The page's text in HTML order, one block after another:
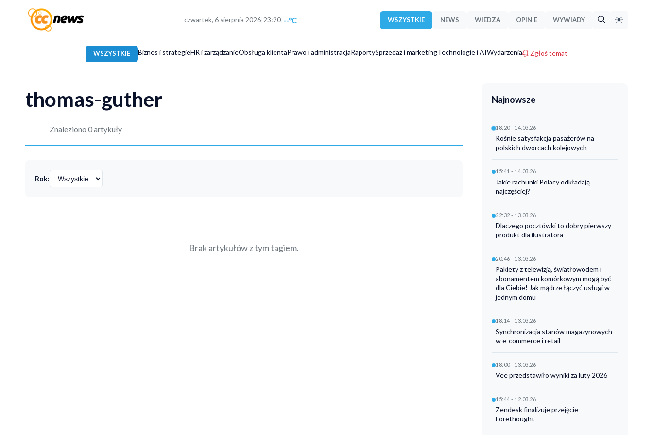
czwartek, 6 sierpnia 2026|23:20|--°C WSZYSTKIE NEWS WIEDZA OPINIE WYWIADY
WSZYSTKIE Biznes i strategieHR i zarządzanieObsługa klientaPrawo i administracjaRaportySprzedaż i marketingTechnologie i AIWydarzenia Zgłoś temat
thomas-guther
Znaleziono 0 artykuły
Rok:
Brak artykułów z tym tagiem.
Najnowsze
18:20 - 14.03.26
Rośnie satysfakcja pasażerów na
polskich dworcach kolejowych
15:41 - 14.03.26
Jakie rachunki Polacy odkładają
najczęściej?
22:32 - 13.03.26
Dlaczego pocztówki to dobry pierwszy
produkt dla ilustratora
20:46 - 13.03.26
Pakiety z telewizją, światłowodem i
abonamentem komórkowym mogą być
dla Ciebie! Jak mądrze łączyć usługi w
jednym domu
18:14 - 13.03.26
Synchronizacja stanów magazynowych
w e-commerce i retail
18:00 - 13.03.26
Vee przedstawiło wyniki za luty 2026
15:44 - 12.03.26
Zendesk finalizuje przejęcie
Forethought